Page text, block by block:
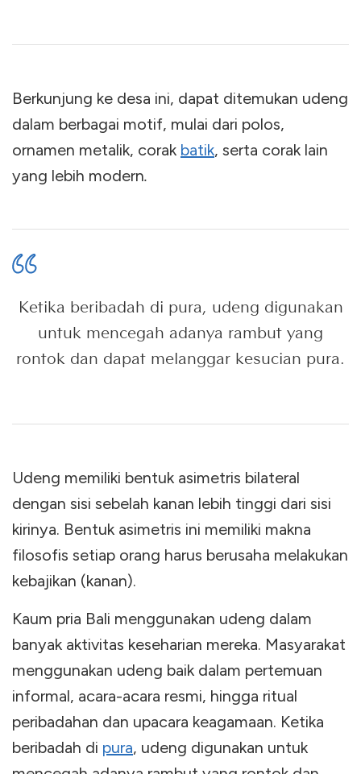
Berkunjung ke desa ini, dapat ditemukan udeng
dalam berbagai motif, mulai dari polos,
ornamen metalik, corak batik, serta corak lain
yang lebih modern.
Ketika beribadah di pura, udeng digunakan
untuk mencegah adanya rambut yang
rontok dan dapat melanggar kesucian pura.
Udeng memiliki bentuk asimetris bilateral
dengan sisi sebelah kanan lebih tinggi dari sisi
kirinya. Bentuk asimetris ini memiliki makna
filosofis setiap orang harus berusaha melakukan
kebajikan (kanan).
Kaum pria Bali menggunakan udeng dalam
banyak aktivitas keseharian mereka. Masyarakat
menggunakan udeng baik dalam pertemuan
informal, acara-acara resmi, hingga ritual
peribadahan dan upacara keagamaan. Ketika
beribadah di pura, udeng digunakan untuk